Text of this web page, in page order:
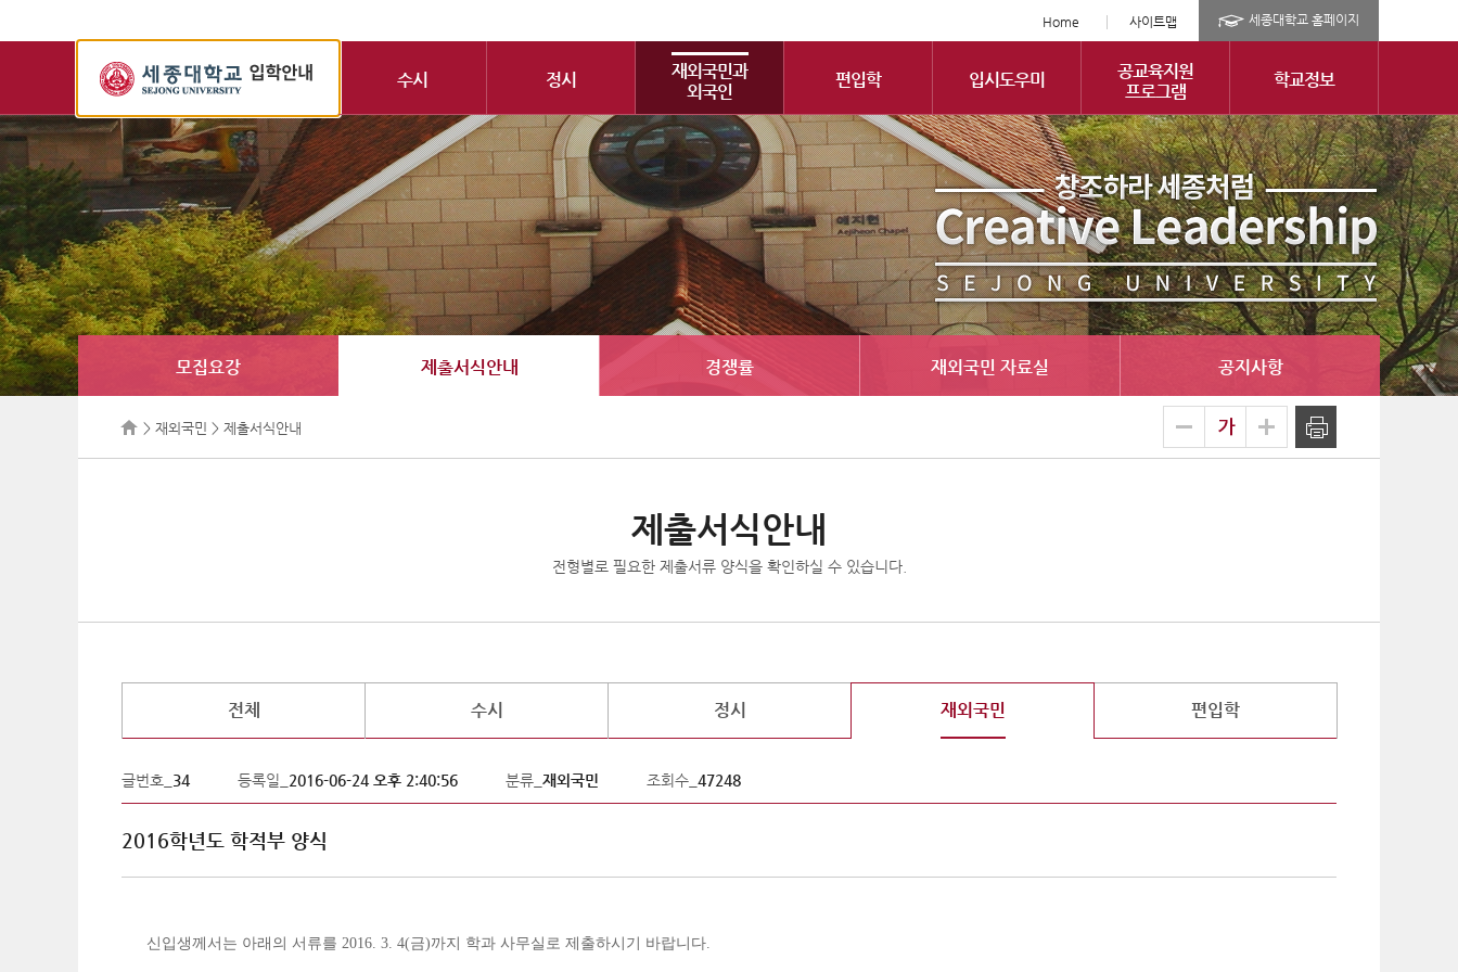
Home 사이트맵 세종대학교 홈페이지
학
교
입
학
정
보
수시 정시
재외국민과
외국인
편입학 입시도우미
공교육지원
프로그램
학교정보
모집요강 제출서식안내 경쟁률 재외국민 자료실 공지사항
> 재외국민 > 제출서식안내 축소 확대 출력
제출서식안내
전형별로 필요한 제출서류 양식을 확인하실 수 있습니다.
전체 수시 정시 재외국민 편입학
글번호_ 34 등록일_ 2016-06-24 오후 2:40:56 분류_ 재외국민 조회수_ 47248
2016학년도 학적부 양식
신입생께서는 아래의 서류를 2016. 3. 4(금)까지 학과 사무실로 제출하시기 바랍니다.